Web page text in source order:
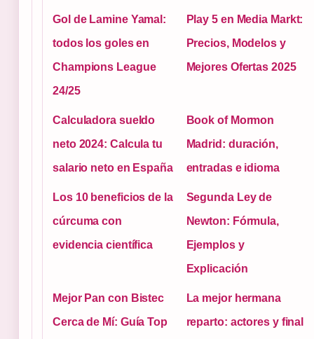
Gol de Lamine Yamal:
todos los goles en
Champions League
24/25
Play 5 en Media Markt:
Precios, Modelos y
Mejores Ofertas 2025
Calculadora sueldo
neto 2024: Calcula tu
salario neto en España
Book of Mormon
Madrid: duración,
entradas e idioma
Los 10 beneficios de la
cúrcuma con
evidencia científica
Segunda Ley de
Newton: Fórmula,
Ejemplos y
Explicación
Mejor Pan con Bistec
Cerca de Mí: Guía Top
La mejor hermana
reparto: actores y final